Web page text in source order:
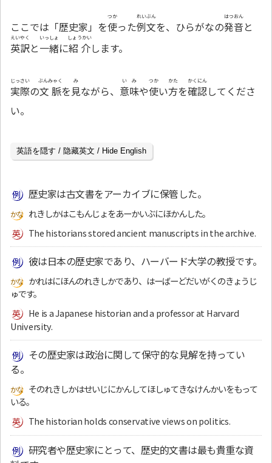
ここでは「歴史家」を使
つか
った例文
れいぶん
を、ひらがなの発音
はつおん
と
英訳
えいやく
と一緒
いっしょ
に紹介
しょうかい
します。
実際
じっさい
の文脈
ぶんみゃく
を見
み
ながら、 意味
いみ
や使
つか
い方
かた
を確認
かくにん
してくださ
い。
英語を隠す / 隐藏英文 / Hide English
歴史家は古文書をアーカイブに保管した。
れきしかはこもんじょをあーかいぶにほかんした。
The historians stored ancient manuscripts in the archive.
彼は日本の歴史家であり、ハーバード大学の教授です。
かれはにほんのれきしかであり、はーばーどだいがくのきょうじ
ゅです。
He is a Japanese historian and a professor at Harvard
University.
その歴史家は政治に関して保守的な見解を持ってい
る。
そのれきしかはせいじにかんしてほしゅてきなけんかいをもって
いる。
The historian holds conservative views on politics.
研究者や歴史家にとって、歴史的文書は最も貴重な資